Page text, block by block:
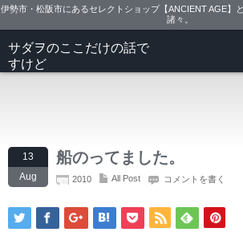
伊勢市・松阪市にあるセレクトショップ【ANCIENT AGE】
諸々。
サダヲのここだけの話で
すけど
13
Aug
船のってました。
2010 All Post コメントを書く